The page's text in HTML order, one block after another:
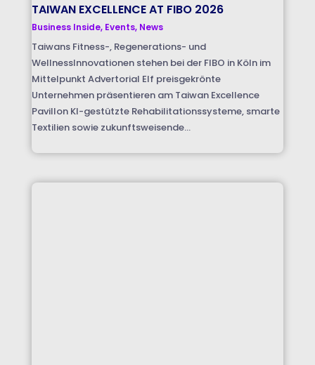
TAIWAN EXCELLENCE AT FIBO 2026
Business Inside, Events, News
Taiwans Fitness-, Regenerations- und
WellnessInnovationen stehen bei der FIBO in Köln im
Mittelpunkt Advertorial Elf preisgekrönte
Unternehmen präsentieren am Taiwan Excellence
Pavillon KI-gestützte Rehabilitationssysteme, smarte
Textilien sowie zukunftsweisende...